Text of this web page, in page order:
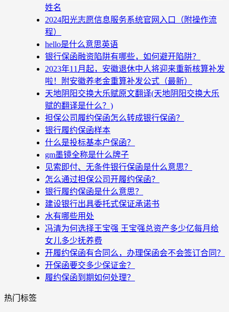
姓名
2024阳光志愿信息服务系统官网入口（附操作流
程）
hello是什么意思英语
银行保函融资陷阱有哪些，如何避开陷阱？
2023年11月起，安徽退休中人将迎来重新核算补发
啦！附安徽养老金重算补发公式（最新）
天地阴阳交换大乐赋原文翻译(天地阴阳交换大乐
赋的翻译是什么？)
担保公司履约保函怎么转成银行保函？
银行履约保函样本
什么是投标基本户保函？
gm墨镜全称是什么牌子
见索即付、无条件银行保函是什么意思？
怎么通过担保公司开履约保函？
银行履约保函是什么意思？
建设银行出具委托式保证承诺书
水有哪些用处
冯清为何选择王宝强 王宝强总资产多少亿每月给
女儿多少抚养费
开履约保函有合同么，办理保函会不会签订合同？
开保函要交多少保证金？
履约保函到期如何处理？
热门标签